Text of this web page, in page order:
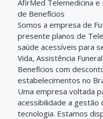
AfirMed Telemedicina
de Benefícios
Somos a empresa de
presente planos de
saúde acessíveis para
Vida, Assistência
Benefícios com
estabelecimentos no
Uma empresa voltada
acessibilidade a gestão
tecnologia. Estamos